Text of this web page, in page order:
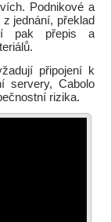
Podnikové a
jednání, překlad
pak přepis a
připojení k
servery, Cabolo
rizika.